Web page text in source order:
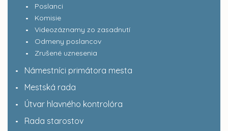
Poslanci
Komisie
Videozáznamy zo zasadnutí
Odmeny poslancov
Zrušené uznesenia
Námestníci primátora mesta
Mestská rada
Útvar hlavného kontrolóra
Rada starostov